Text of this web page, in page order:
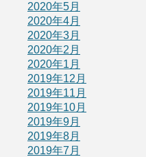
2020年5月
2020年4月
2020年3月
2020年2月
2020年1月
2019年12月
2019年11月
2019年10月
2019年9月
2019年8月
2019年7月